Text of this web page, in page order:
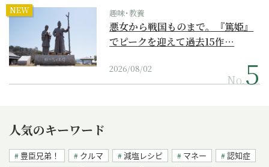
NEW 趣味･教養
悪女から戦国ものまで。『篤姫』
でピークを迎えて過去15作…
2026/08/02
No.
人気のキーワード
豊臣兄弟！ クルマ 減塩レシピ マネー
認知症